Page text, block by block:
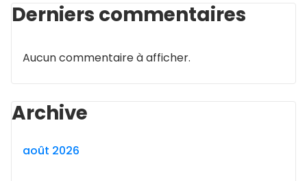
Derniers commentaires
Aucun commentaire à afficher.
Archive
août 2026